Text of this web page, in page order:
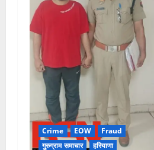
Crime EOW
Fraud
गुरुग्राम समाचार
हरियाणा